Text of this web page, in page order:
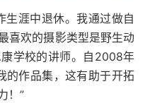
生涯中退休。我通过做自
喜欢的摄影类型是野生动
学校的讲师。自2008年
的作品集，这有助于开拓
！”